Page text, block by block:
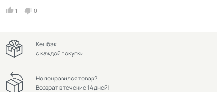
1 0
Кешбэк
с каждой покупки
Не понравился товар?
Возврат в течение 14 дней!